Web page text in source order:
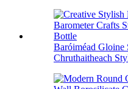
Baróiméad Gloine
Chruthaitheach